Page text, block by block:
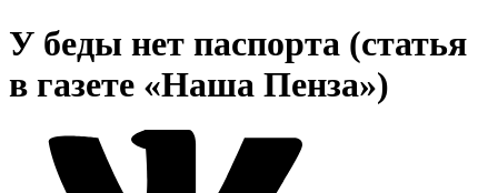
У беды нет паспорта (статья
в газете «Наша Пенза»)